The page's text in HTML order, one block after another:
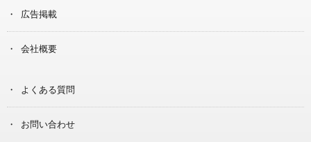
広告掲載
会社概要
よくある質問
お問い合わせ